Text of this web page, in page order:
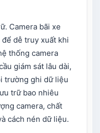
Camera bãi xe
dễ truy xuất khi
thống camera
giám sát lâu dài,
trường ghi dữ liệu
trữ bao nhiêu
camera, chất
cách nén dữ liệu.